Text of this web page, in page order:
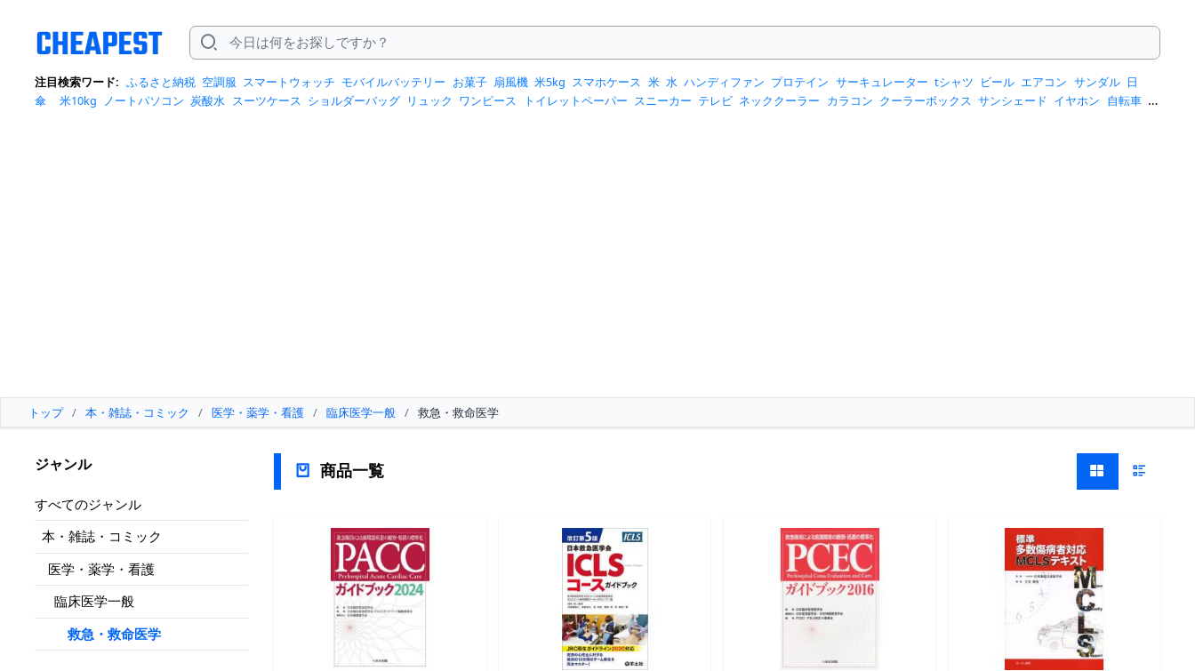
注目検索ワード: ふるさと納税 空調服 スマートウォッチ モバイルバッテリー お菓子 扇風機 米5kg スマホケース 米 水 ハンディファン プロテイン サーキュレーター tシャツ ビール エアコン サンダル 日
傘
米10kg ノートパソコン 炭酸水 スーツケース ショルダーバッグ リュック ワンピース トイレットペーパー スニーカー テレビ ネッククーラー カラコン クーラーボックス サンシェード イヤホン 自転車 ス
トップ / 本・雑誌・コミック / 医学・薬学・看護 / 臨床医学一般 / 救急・救命医学
ジャンル
すべてのジャンル
本・雑誌・コミック
医学・薬学・看護
臨床医学一般
救急・救命医学
商品一覧